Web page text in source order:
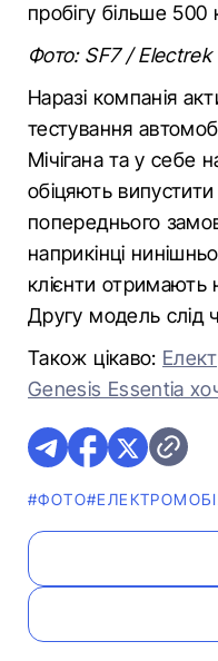
пробігу більше
Фото: SF7 / Electrek
Наразі компанія
тестування
Мічігана та у себе
обіцяють
попереднього
наприкінці
клієнти отримають
Другу модель слід
Також цікаво:
Genesis Essentia
#ФОТО